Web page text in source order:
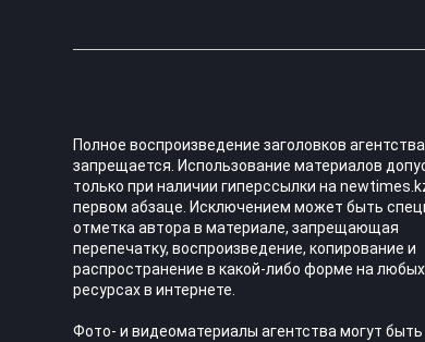
Полное воспроизведение заголовков агентства
запрещается. Использование материалов
только при наличии гиперссылки на
первом абзаце. Исключением может быть
отметка автора в материале, запрещающая
перепечатку, воспроизведение, копирование и
распространение в какой-либо форме на любых
ресурсах в интернете.
Фото- и видеоматериалы агентства могут быть